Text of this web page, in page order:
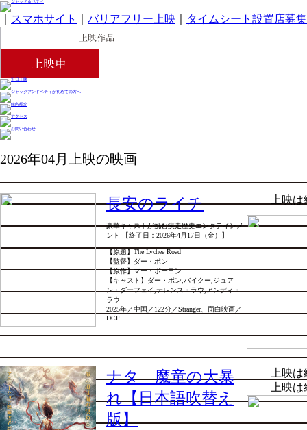
スマホサイト バリアフリー上映 タイムシート設置店募集
2026年04月上映の映画
長安のライチ
豪華キャストが挑む疾走歴史エンタテインメ
ント 【終了日：2026年4月17日（金）】
【原題】The Lychee Road
【監督】ダー・ポン
【原作】マー・ボーヨン
【キャスト】ダー・ポン,バイクー,ジュア
ン・ダーフェイ,テレンス・ラウ,アンディ・
ラウ
2025年／中国／122分／Stranger、面白映画／
DCP
上映
上映
ナタ 魔童の大暴
れ【日本語吹替え
版】
上映